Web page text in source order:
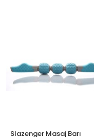
Slazenger Masaj Barı